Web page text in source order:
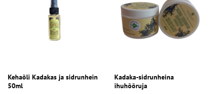
Kehaõli Kadakas ja sidrunhein
50ml
Kadaka-sidrunheina
ihuhõõruja